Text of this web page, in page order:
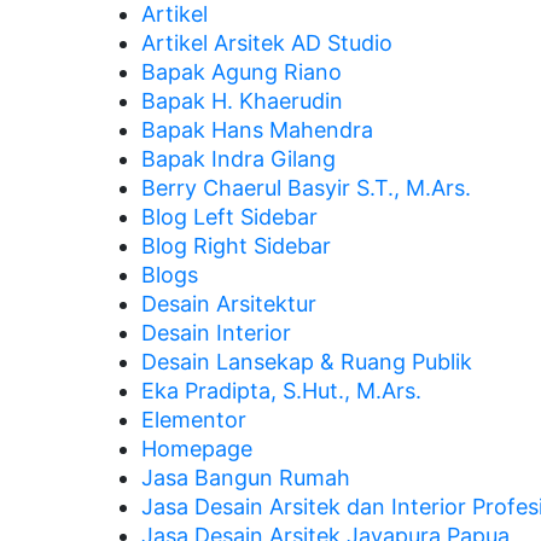
Artikel
Artikel Arsitek AD Studio
Bapak Agung Riano
Bapak H. Khaerudin
Bapak Hans Mahendra
Bapak Indra Gilang
Berry Chaerul Basyir S.T., M.Ars.
Blog Left Sidebar
Blog Right Sidebar
Blogs
Desain Arsitektur
Desain Interior
Desain Lansekap & Ruang Publik
Eka Pradipta, S.Hut., M.Ars.
Elementor
Homepage
Jasa Bangun Rumah
Jasa Desain Arsitek dan Interior
Jasa Desain Arsitek Jayapura Papua